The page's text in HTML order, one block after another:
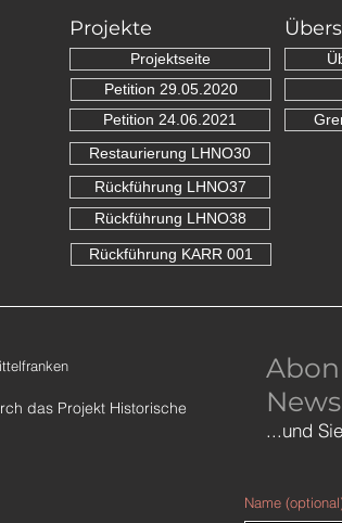
Projekte
Projektseite
Petition 29.05.2020
Petition 24.06.2021
Restaurierung LHNO30
Rückführung LHNO37
Rückführung LHNO38
Rückführung KARR 001
das Projekt Historische
...und
Name